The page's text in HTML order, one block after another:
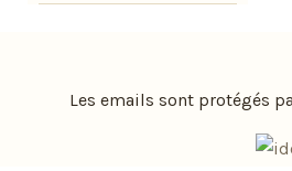
Les emails sont protégés